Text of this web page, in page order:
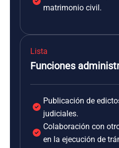
matrimonio civil.
Lista
Funciones
Publicación de
judiciales.
Colaboración con
en la ejecución de